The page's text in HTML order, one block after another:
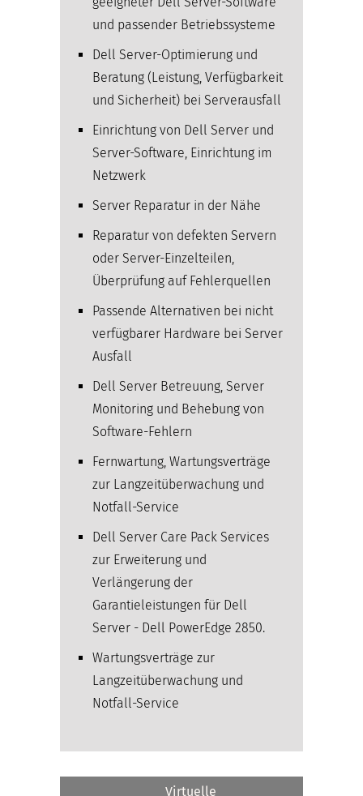
und passender Betriebssysteme
Dell Server-Optimierung und
Beratung (Leistung, Verfügbarkeit
und Sicherheit) bei Serverausfall
Einrichtung von Dell Server und
Server-Software, Einrichtung im
Netzwerk
Server Reparatur in der Nähe
Reparatur von defekten Servern
oder Server-Einzelteilen,
Überprüfung auf Fehlerquellen
Passende Alternativen bei nicht
verfügbarer Hardware bei Server
Ausfall
Dell Server Betreuung, Server
Monitoring und Behebung von
Software-Fehlern
Fernwartung, Wartungsverträge
zur Langzeitüberwachung und
Notfall-Service
Dell Server Care Pack Services
zur Erweiterung und
Verlängerung der
Garantieleistungen für Dell
Server - Dell PowerEdge 2850.
Wartungsverträge zur
Langzeitüberwachung und
Notfall-Service
Virtuelle